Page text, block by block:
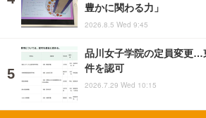
豊かに関わる力」
2026.8.5 Wed 9:45
品川女子学院の定員変更…
件を認可
2026.7.29 Wed 10:15